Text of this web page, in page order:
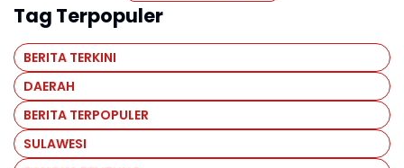
Tag Terpopuler
BERITA TERKINI
DAERAH
BERITA TERPOPULER
SULAWESI